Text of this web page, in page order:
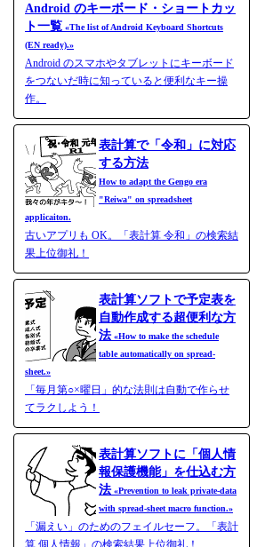
Android のキーボード・ショートカッ
ト一覧 «The list of Android Keyboard Shortcuts
(EN ready).»
Android のスマホやタブレットにキーボード
をつないだ時に知っていると便利なキー操
作。
表計算で「令和」に対応
する方法
How to adapt the Gengo era
"Reiwa" on spreadsheet
applicaiton.
古いアプリも OK。「表計算 令和」の検索結
果上位御礼！
表計算ソフトで予定表を
自動作成する超便利な方
法«How to make the schedule
table automatically on spread-
sheet.»
「毎月第○×曜日」的な法則は自動で作らせ
てラクしよう！
表計算ソフトに「個人情
報保護機能」を仕込む方
法«Prevention to leak private-data
with spread-​sheet macro function.»
「漏えい」のためのフェイルセーフ。「表計
算 個人情報」の検索結果上位御礼！